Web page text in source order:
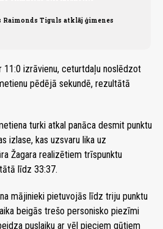
Raimonds Tiguls atklāj ģimenes
11:0 izrāvienu, ceturtdaļu noslēdzot
pēdējā sekundē, rezultātā
turki atkal panāca desmit punktu
izlase, kas uzsvaru lika uz
Žagara realizētiem trīspunktu
līdz 33:37.
mājinieki pietuvojās līdz triju punktu
beigās trešo personisko piezīmi
puslaiku ar vēl pieciem gūtiem